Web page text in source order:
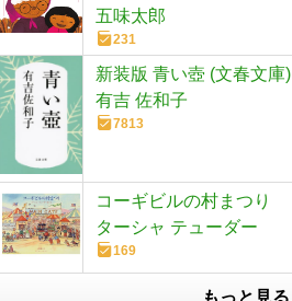
五味太郎
231
新装版 青い壺 (文春文庫)
有吉 佐和子
7813
コーギビルの村まつり
ターシャ テューダー
169
もっと見る